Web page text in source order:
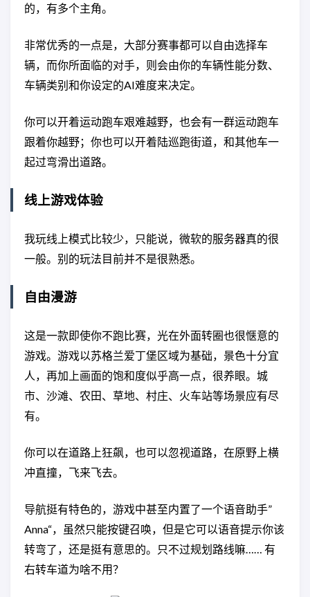
的，有多个主角。
非常优秀的一点是，大部分赛事都可以自由选择车
辆，而你所面临的对手，则会由你的车辆性能分数、
车辆类别和你设定的AI难度来决定。
你可以开着运动跑车艰难越野，也会有一群运动跑车
跟着你越野；你也可以开着陆巡跑街道，和其他车一
起过弯滑出道路。
线上游戏体验
我玩线上模式比较少，只能说，微软的服务器真的很
一般。别的玩法目前并不是很熟悉。
自由漫游
这是一款即使你不跑比赛，光在外面转圈也很惬意的
游戏。游戏以苏格兰爱丁堡区域为基础，景色十分宜
人，再加上画面的饱和度似乎高一点，很养眼。城
市、沙滩、农田、草地、村庄、火车站等场景应有尽
有。
你可以在道路上狂飙，也可以忽视道路，在原野上横
冲直撞，飞来飞去。
导航挺有特色的，游戏中甚至内置了一个语音助手”
Anna“，虽然只能按键召唤，但是它可以语音提示你该
转弯了，还是挺有意思的。只不过规划路线嘛…… 有
右转车道为啥不用？